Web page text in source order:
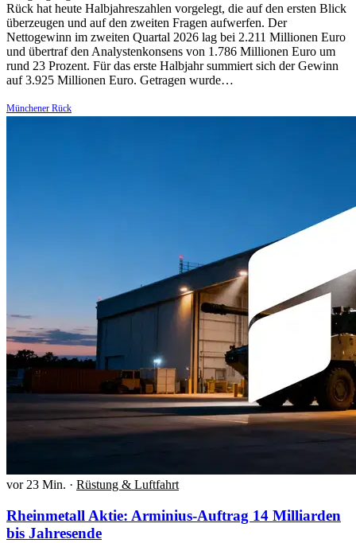
Rück hat heute Halbjahreszahlen vorgelegt, die auf den ersten Blick
überzeugen und auf den zweiten Fragen aufwerfen. Der
Nettogewinn im zweiten Quartal 2026 lag bei 2.211 Millionen Euro
und übertraf den Analystenkonsens von 1.786 Millionen Euro um
rund 23 Prozent. Für das erste Halbjahr summiert sich der Gewinn
auf 3.925 Millionen Euro. Getragen wurde…
Münchener Rück
vor 23 Min. · Rüstung & Luftfahrt
Rheinmetall Aktie: Arminius-Auftrag 14 Milliarden
bis Jahresende